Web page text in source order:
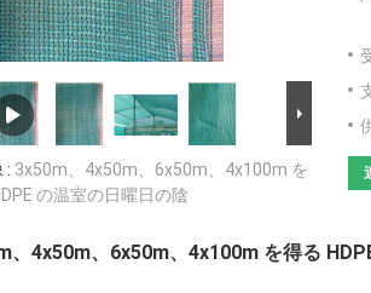
: 3x50m、4x50m、6x50m、4x100m を
の温室の日曜日の陰
、4x50m、6x50m、4x100m を得る